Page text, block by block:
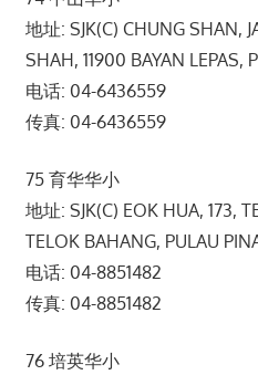
地址: SJK(C) CHUNG SHAN,
SHAH, 11900 BAYAN LEPAS,
电话: 04-6436559
传真: 04-6436559
75 育华华小
地址: SJK(C) EOK HUA, 173,
TELOK BAHANG, PULAU
电话: 04-8851482
传真: 04-8851482
76 培英华小